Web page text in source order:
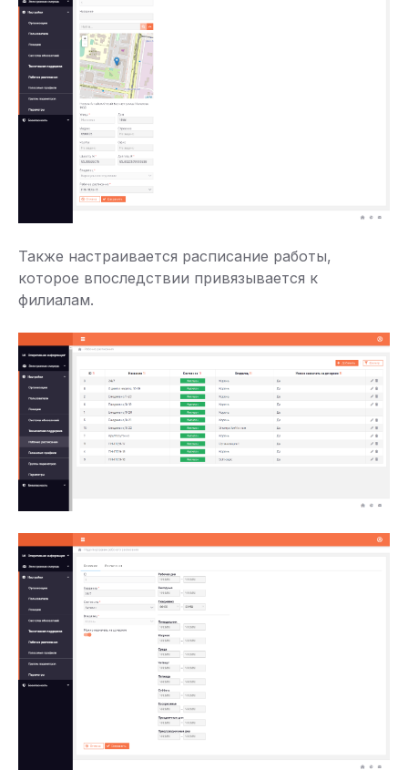
Также настраивается расписание работы,
которое впоследствии привязывается к
филиалам.